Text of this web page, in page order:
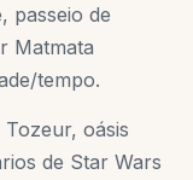
passeio de
Matmata
tempo.
Tozeur, oásis
de Star Wars